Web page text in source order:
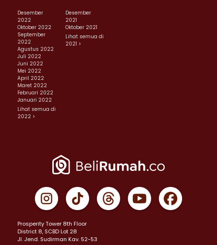
Desember
2022
Oktober 2022
September
2022
Agustus 2022
Juli 2022
Juni 2022
Mei 2022
April 2022
Maret 2022
Februari 2022
Januari 2022
Lihat semua di
2022 >
Desember
2021
Oktober 2021
Lihat semua di
2021 >
Prosperity Tower 8th Floor
District 8, SCBD Lot 28
JI. Jend. Sudirman Kav. 52-53